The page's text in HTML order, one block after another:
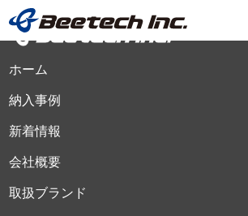
ホーム
納入事例
新着情報
会社概要
取扱ブランド